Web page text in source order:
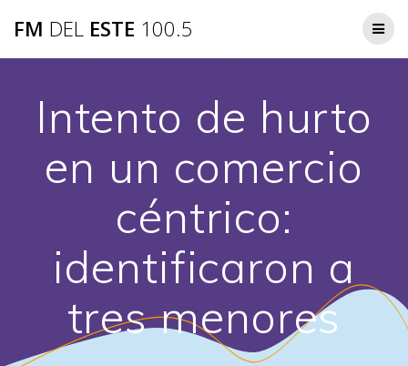
FM DEL ESTE 100.5
Intento de hurto
en un comercio
céntrico:
identificaron a
tres menores